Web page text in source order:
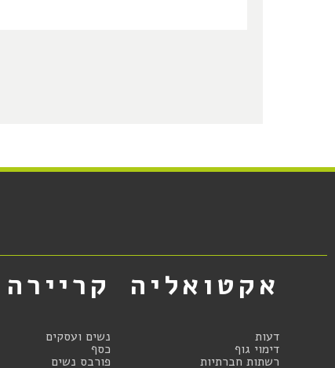
אקטואליה
דעות
דימוי גוף
רשתות חברתיות
קריירה
נשים ועסקים
כסף
פורבס נשים